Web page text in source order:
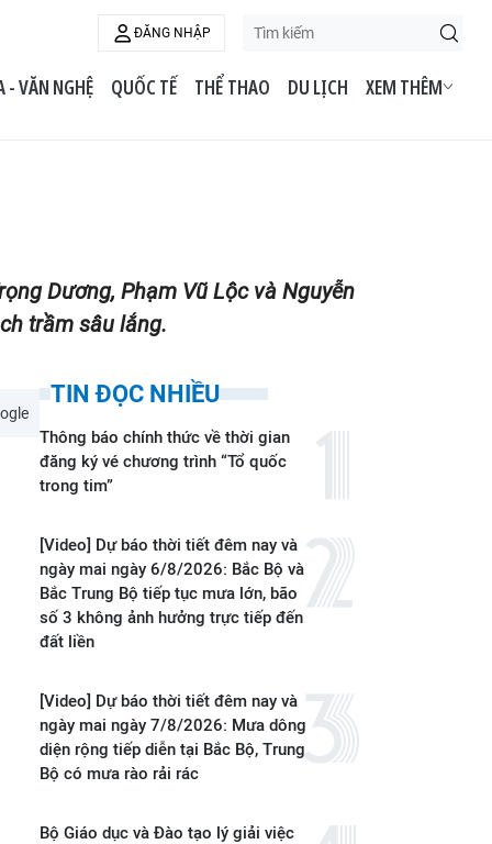
ĐĂNG NHẬP
- VĂN NGHỆ QUỐC TẾ THỂ THAO DU LỊCH XEM THÊM
Dương, Phạm Vũ Lộc và Nguyễn
trầm sâu lắng.
TIN ĐỌC NHIỀU
Thông báo chính thức về thời gian
đăng ký vé chương trình “Tổ quốc
trong tim”
[Video] Dự báo thời tiết đêm nay và
ngày mai ngày 6/8/2026: Bắc Bộ và
Bắc Trung Bộ tiếp tục mưa lớn, bão
số 3 không ảnh hưởng trực tiếp đến
đất liền
[Video] Dự báo thời tiết đêm nay và
ngày mai ngày 7/8/2026: Mưa dông
diện rộng tiếp diễn tại Bắc Bộ, Trung
Bộ có mưa rào rải rác
Bộ Giáo dục và Đào tạo lý giải việc